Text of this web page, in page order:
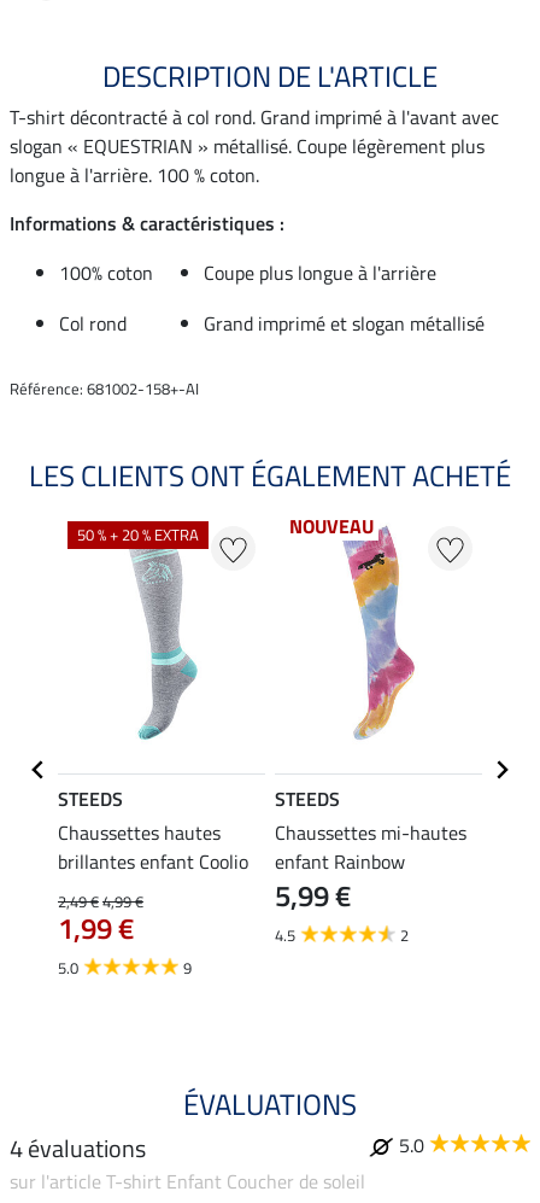
DESCRIPTION DE L'ARTICLE
T-shirt décontracté à col rond. Grand imprimé à l'avant avec
slogan « EQUESTRIAN » métallisé. Coupe légèrement plus
longue à l'arrière. 100 % coton.
Informations & caractéristiques :
100% coton
Coupe plus longue à l'arrière
Col rond
Grand imprimé et slogan métallisé
Référence: 681002-158+-AI
LES CLIENTS ONT ÉGALEMENT ACHETÉ
50 % + 20 % EXTRA
STEEDS
Chaussettes hautes
brillantes enfant Coolio
2,49 €4,99 €
1,99 €
5.0 9
NOUVEAU
STEEDS
Chaussettes mi-hautes
enfant Rainbow
5,99 €
4.5 2
ÉVALUATIONS
4 évaluations
5.0
sur l'article T-shirt Enfant Coucher de soleil